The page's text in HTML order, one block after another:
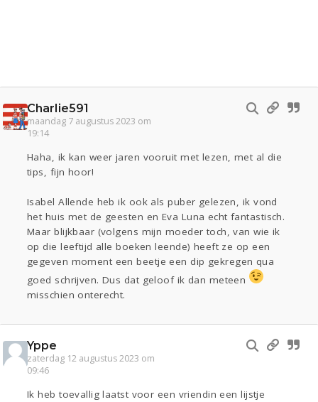
Charlie591
maandag 7 augustus 2023 om
19:14
Haha, ik kan weer jaren vooruit met lezen, met al die
tips, fijn hoor!
Isabel Allende heb ik ook als puber gelezen, ik vond
het huis met de geesten en Eva Luna echt fantastisch.
Maar blijkbaar (volgens mijn moeder toch, van wie ik
op die leeftijd alle boeken leende) heeft ze op een
gegeven moment een beetje een dip gekregen qua
goed schrijven. Dus dat geloof ik dan meteen
misschien onterecht.
Yppe
zaterdag 12 augustus 2023 om
09:46
Ik heb toevallig laatst voor een vriendin een lijstje